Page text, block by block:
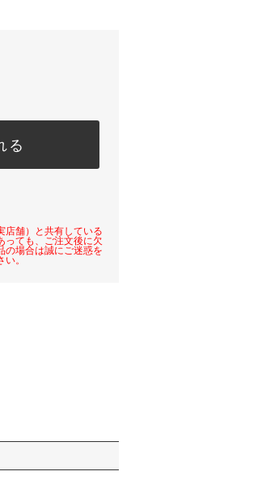
る
店舗）と共有している
っても、ご注文後に欠
の場合は誠にご迷惑を
。